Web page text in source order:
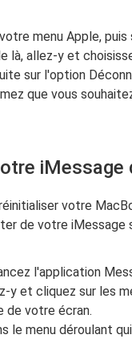
menu Apple,
là, allez-y et
sur l'option
que vous
iMessage
votre
de votre iMessage
l'application
y et cliquez sur les
de votre écran.
le menu déroulant